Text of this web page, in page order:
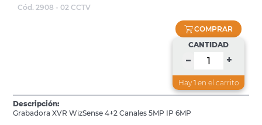
Cód. 2908 - 02 CCTV
COMPRAR
CANTIDAD
– +
Hay 1 en el carrito
Descripción:
Grabadora XVR WizSense 4+2 Canales 5MP IP 6MP